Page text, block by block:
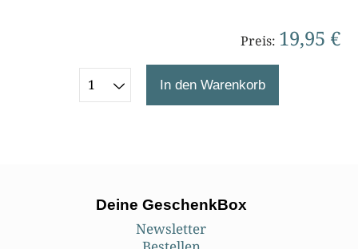
Preis: 19,95 €
In den Warenkorb
Deine GeschenkBox
Newsletter